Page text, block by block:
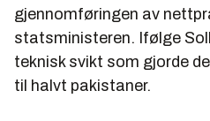
gjennomføringen av
statsministeren. Ifølge
teknisk svikt som gjorde
til halvt pakistaner.